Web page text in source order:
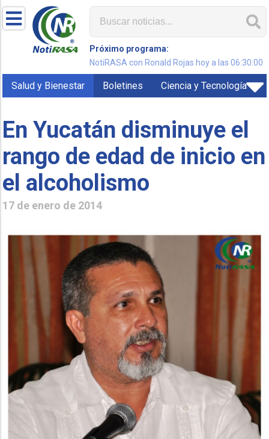
Próximo programa:
NotiRASA con Ronald Rojas hoy a las 06:30:00
Salud y Bienestar Boletines Ciencia y Tecnología
En Yucatán disminuye el
rango de edad de inicio en
el alcoholismo
17 de enero de 2014